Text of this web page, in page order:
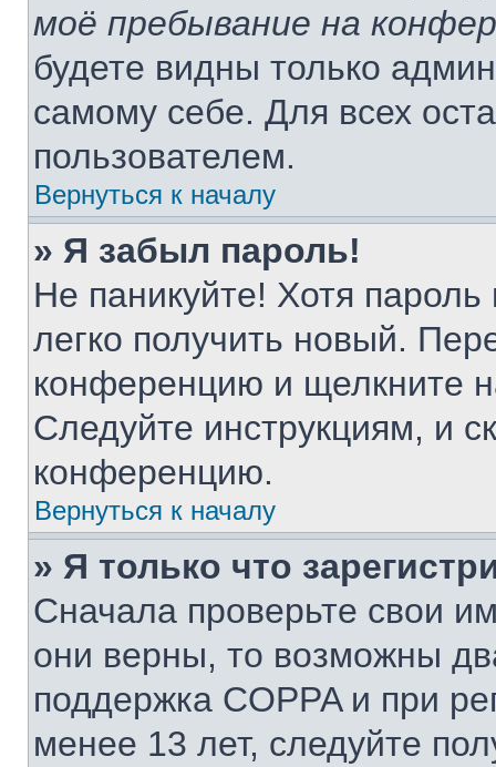
моё пребывание на
будете видны только
самому себе. Для всех
пользователем.
Вернуться к началу
» Я забыл пароль!
Не паникуйте! Хотя
легко получить новый.
конференцию и щелкните
Следуйте инструкциям, и
конференцию.
Вернуться к началу
» Я только что
Сначала проверьте свои
они верны, то возможны
поддержка COPPA и при
менее 13 лет, следуйте